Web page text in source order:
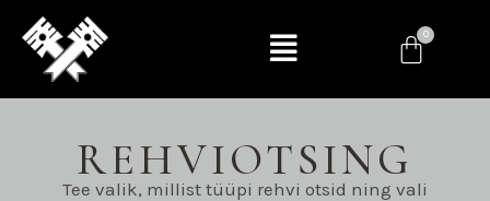
REHVIOTSING
Tee valik, millist tüüpi rehvi otsid ning vali